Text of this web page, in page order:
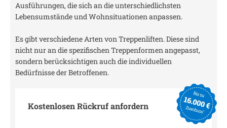
Ausführungen, die sich an die unterschiedlichsten
Lebensumstände und Wohnsituationen anpassen.
Es gibt verschiedene Arten von Treppenliften. Diese sind
nicht nur an die spezifischen Treppenformen angepasst,
sondern berücksichtigen auch die individuellen
Bedürfnisse der Betroffenen.
Kostenlosen Rückruf anfordern